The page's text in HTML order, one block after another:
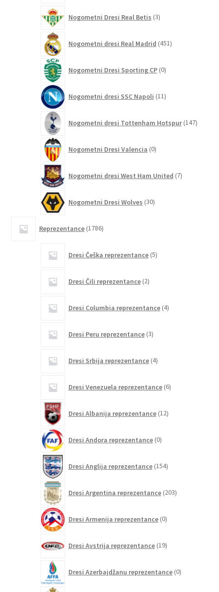
Nogometni Dresi Real Betis 3izdelki
Nogometni dresi Real Madrid 451izdelkov
Nogometni Dresi Sporting CP 0izdelkov
Nogometni dresi SSC Napoli 11izdelkov
Nogometni dresi Tottenham Hotspur 147
Nogometni Dresi Valencia 0izdelkov
Nogometni dresi West Ham United 7izdelkov
Nogometni Dresi Wolves 30izdelkov
Reprezentance 1786izdelkov
Dresi Češka reprezentance 5izdelkov
Dresi Čili reprezentance 2izdelka
Dresi Columbia reprezentance 4izdelki
Dresi Peru reprezentance 3izdelki
Dresi Srbija reprezentance 4izdelki
Dresi Venezuela reprezentance 6izdelkov
Dresi Albanija reprezentance 12izdelkov
Dresi Andora reprezentance 0izdelkov
Dresi Anglija reprezentance 154izdelkov
Dresi Argentina reprezentance 203izdelki
Dresi Armenija reprezentance 0izdelkov
Dresi Avstrija reprezentance 19izdelkov
Dresi Azerbajdžanu reprezentance 0izdelkov